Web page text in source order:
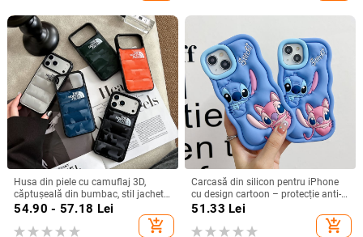
Husa din piele cu camuflaj 3D,
căptușeală din bumbac, stil jachetă
de iarnă, compatibilă cu iPhone
54.90 - 57.18 Lei
add_shopping_cart
Carcasă din silicon pentru iPhone
cu design cartoon – protecție anti-
cădere, finisaj mat, compatibilă cu
(Pro/Max)
51.33 Lei
add_shopping_cart